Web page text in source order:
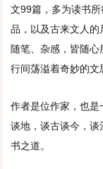
文99篇，多为读书
品，以及古来文人
随笔、杂感，皆随心
行间荡溢着奇妙的文
作者是位作家，也
谈地，谈古谈今，
书之道。